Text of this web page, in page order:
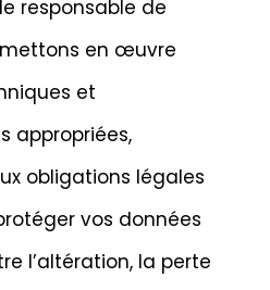
responsable de
en œuvre
et
appropriées,
obligations légales
vos données
l’altération, la perte